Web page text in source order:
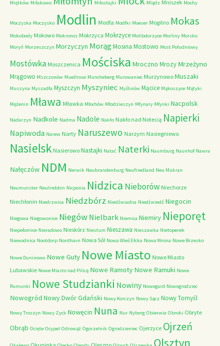
Miętków Miłakowo Miłostajki Mlądz Mniszek Mochy
Moczyska Moczysko Modlin Modła Modłki Moeser Mogilno Mokas
Mokobody Mokowo Mokronos Mokrzyca Mokrzyce Molibdorzyce Morliny Morsko
Moryń Morzeszczyn Morzyczyn MorągMosina Mostowo Most Południowy
Mostówka Moszczenica Mościska Mroczno Mrozy Mrzeżyno
Mrągowo Mszczonów Muellrose Muncheberg Murowaniec Murzynowo Muszaki
Muszyna Myszadła Myszczyn Myszyniec Myślinów Mącice Mąkoszyce Mątyki
Mężenin Mława Mławka Młochów Młodzieszyn Młynary Młynki Nacpolsk
Nadarzyn Nadkole Nadma Nadole Nakło Nakło nad Notecią Napierki
Napiwoda Narew Narty Naruszewo Narzym Nasiegniewo
Nasielsk Nasierowo Nastajki Natać Naterki Naumburg Naunhof Nawra
Nałęczów NDM Nerwik Neubrandenburg Neufriedland Neu Mukran
Neumunster Neutrebbin Nicponia Nidzica Nieborów Niechorze
Niechłonin Niedrzwica Niedzbórz Niedźwiadna Niedźwiedź Niegocin
Niegowa Niegowonice Niegów Nielbark Niemica Niemiry Nieporęt
Niepołomice Nieradowo Nieskórz Niestum Nieszawa Nieszawka Nietoperek
Niewodnica Nootdorp Nordhavn Nowa Sól Nowa Wieś Ełcka Nowa Wrona Nowe Brzesko
Nowe Duninowo Nowe Guty Nowe Miasto Nowe Miasto
Lubawskie Nowe Miasto nad Pilicą Nowe Ramoty Nowe Ramuki Nowe
Rumunki Nowe Studzianki Nowiny Nowogard Nowogrodziec
Nowogród Nowy Dwór Gdański Nowy Korczyn Nowy Sącz Nowy Tomyśl
Nowy Troszyn Nowy Zyck Nowęcin Nuna Nur Nyborg Obierwia Obroki Obryte
Obrąb Ocięte Ocypel Odrowąż Ogorzelnik Ogrodzieniec Ojerzyce Ojrzeń
Olsztyn